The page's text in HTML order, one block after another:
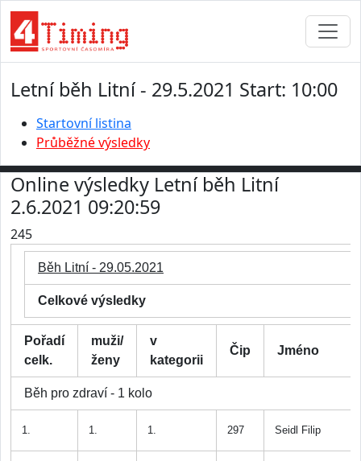
Letní běh Litní - 29.5.2021 Start: 10:00
Startovní listina
Průběžné výsledky
Online výsledky Letní běh Litní
2.6.2021 09:20:59
245
Běh Litní - 29.05.2021
Celkové výsledky
Pořadí
celk.
muži/
ženy
v
kategorii
Čip Jméno
Běh pro zdraví - 1 kolo
1. 1. 1. 297 Seidl Filip